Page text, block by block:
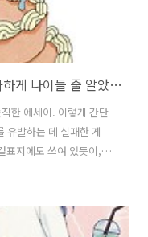
[책 감상/책 추천] 제나 매카시, <우아하게 나이들 줄 알았더니>
한 에세이. 이렇게 간단
유발하는 데 실패한 게
표지에도 쓰여 있듯이,
'와, 재미있겠다!' 하는
끌 수 있을까? 아무래
중 내가 생각하기에 제